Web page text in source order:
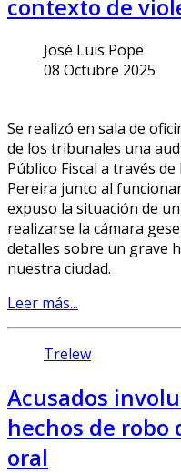
contexto de
José Luis Pope
08 Octubre 2025
Se realizó en sala de
de los tribunales una
Público Fiscal a través
Pereira junto al
expuso la situación de
realizarse la cámara
detalles sobre un grave
nuestra ciudad.
Leer más...
Trelew
Acusados
hechos de robo
oral